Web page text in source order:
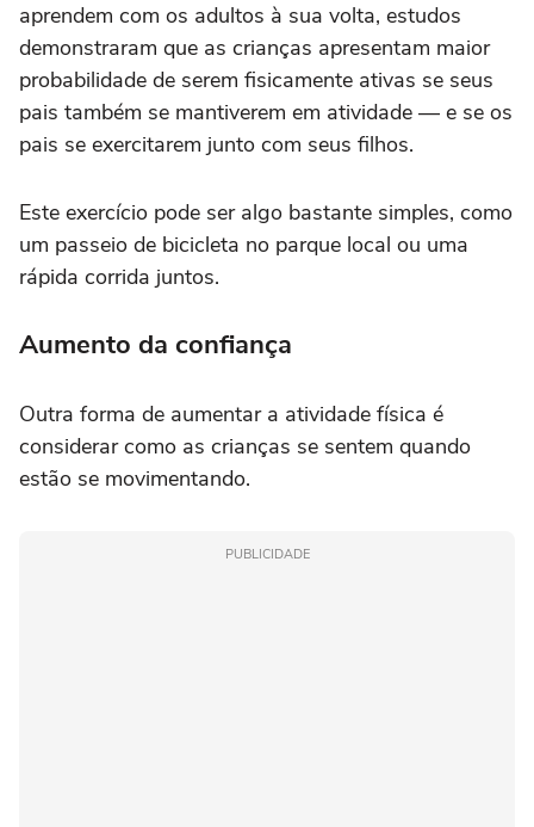
aprendem com os adultos à sua volta, estudos
demonstraram que as crianças apresentam maior
probabilidade de serem fisicamente ativas se seus
pais também se mantiverem em atividade — e se os
pais se exercitarem junto com seus filhos.
Este exercício pode ser algo bastante simples, como
um passeio de bicicleta no parque local ou uma
rápida corrida juntos.
Aumento da confiança
Outra forma de aumentar a atividade física é
considerar como as crianças se sentem quando
estão se movimentando.
PUBLICIDADE